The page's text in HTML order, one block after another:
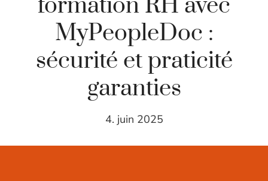
MyPeopleDoc :
sécurité et praticité
garanties
4. juin 2025